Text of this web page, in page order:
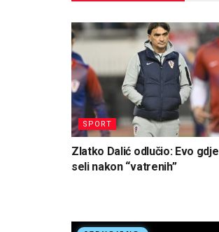
SPORT
Zlatko Dalić odlučio: Evo gdje
seli nakon “vatrenih”